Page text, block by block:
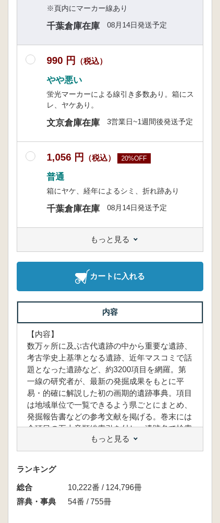
※頁内にマーカー線あり
千葉倉庫在庫 08月14日発送予定
990 円 （税込）
やや悪い
蛍光マーカーによる線引き多数あり。箱にス
レ、ヤケあり。
文京倉庫在庫 3営業日~1週間後発送予定
1,056 円 （税込） 20%OFF
普通
箱にヤケ、経年によるシミ、折れ跡あり
千葉倉庫在庫 08月14日発送予定
もっと見る
カートに入れる
内容
【内容】
数万ヶ所に及ぶ古代遺跡の中から重要な遺跡、
考古学史上基準となる遺跡、近年マスコミで話
題となった遺跡など、約3200項目を網羅。第
一線の研究者が、最新の発掘成果をもとに平
易・的確に解説した初の画期的遺跡事典。項目
は地域単位で一覧できるよう県ごとにまとめ、
発掘報告書などの参考文献を掲げる。巻末には
全項目の五十音順総索引を付し、遺跡名で検索
できるよう便を図った。
もっと見る
ランキング
総合
10,222番 / 124,796冊
辞典・事典
54番 / 755冊